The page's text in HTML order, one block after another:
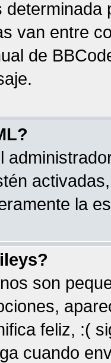
van entre
de
la
son
feliz, :(
cuando